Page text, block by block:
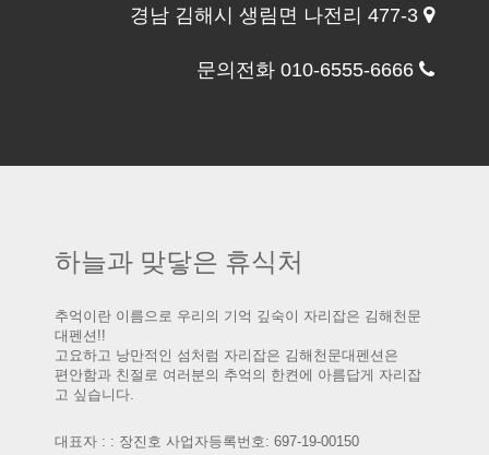
경남 김해시 생림면 나전리 477-3
문의전화 010-6555-6666
하늘과 맞닿은 휴식처
추억이란 이름으로 우리의 기억 깊숙이 자리잡은 김해천문
대펜션!!
고요하고 낭만적인 섬처럼 자리잡은 김해천문대펜션은
편안함과 친절로 여러분의 추억의 한켠에 아름답게 자리잡
고 싶습니다.
대표자 : : 장진호 사업자등록번호: 697-19-00150